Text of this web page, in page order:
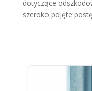
dotyczące
szeroko pojęte